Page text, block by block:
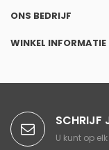
ONS BEDRIJF
WINKEL INFORMATIE
SCHRIJF
U kunt op